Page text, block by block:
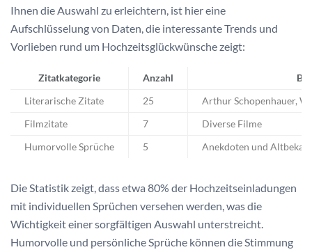
Ihnen die Auswahl zu erleichtern, ist hier eine
Aufschlüsselung von Daten, die interessante Trends und
Vorlieben rund um Hochzeitsglückwünsche zeigt:
Zitatkategorie Anzahl
Literarische Zitate 25 Arthur Schopenhauer,
Filmzitate 7 Diverse Filme
Humorvolle Sprüche 5 Anekdoten und
Die Statistik zeigt, dass etwa 80% der Hochzeitseinladungen
mit individuellen Sprüchen versehen werden, was die
Wichtigkeit einer sorgfältigen Auswahl unterstreicht.
Humorvolle und persönliche Sprüche können die Stimmung